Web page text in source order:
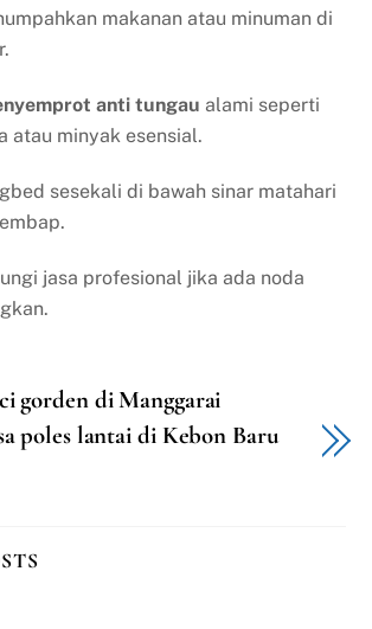
makanan atau minuman di
anti tungau alami seperti
atau minyak esensial.
sesekali di bawah sinar matahari
jasa profesional jika ada noda
gorden di Manggarai
poles lantai di Kebon Baru